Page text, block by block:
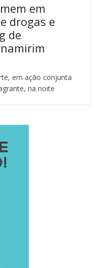
em
drogas e
de
em ação conjunta
na noite